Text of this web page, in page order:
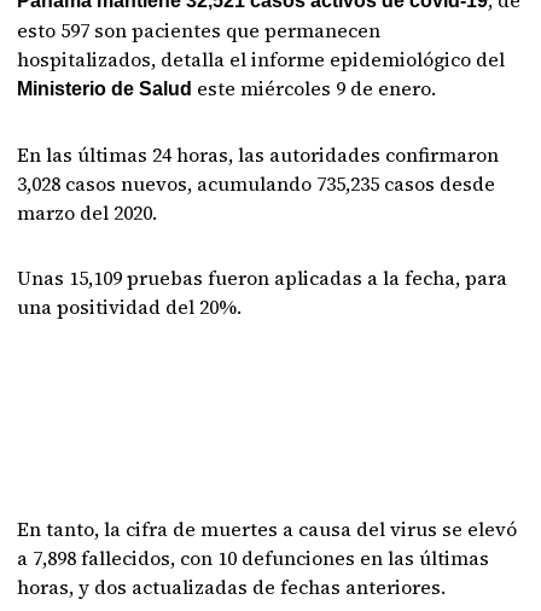
esto 597 son pacientes que permanecen
hospitalizados, detalla el informe epidemiológico del
Ministerio de Salud este miércoles 9 de enero.
En las últimas 24 horas, las autoridades confirmaron
3,028 casos nuevos, acumulando 735,235 casos desde
marzo del 2020.
Unas 15,109 pruebas fueron aplicadas a la fecha, para
una positividad del 20%.
En tanto, la cifra de muertes a causa del virus se elevó
a 7,898 fallecidos, con 10 defunciones en las últimas
horas, y dos actualizadas de fechas anteriores.